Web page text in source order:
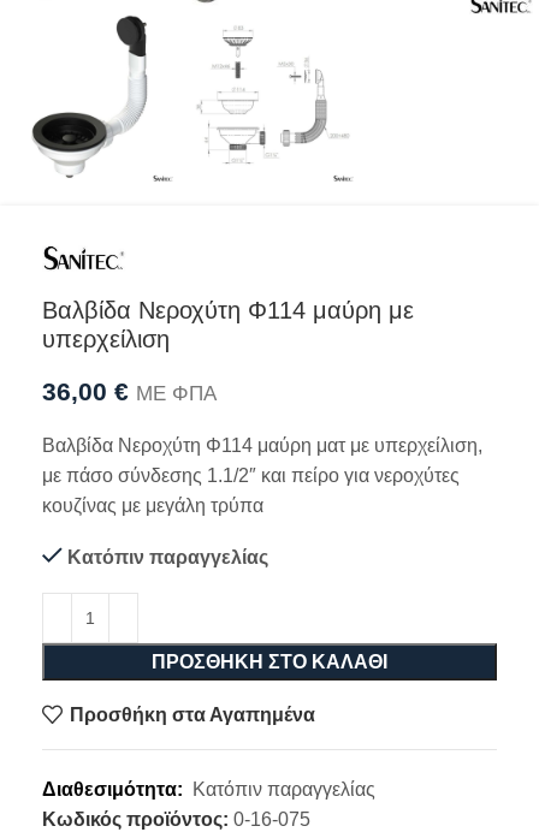
Βαλβίδα Νεροχύτη Φ114 μαύρη με
υπερχείλιση
36,00 € ΜΕ ΦΠΑ
Βαλβίδα Νεροχύτη Φ114 μαύρη ματ με υπερχείλιση,
με πάσο σύνδεσης 1.1/2″ και πείρο για νεροχύτες
κουζίνας με μεγάλη τρύπα
Κατόπιν παραγγελίας
ΠΡΟΣΘΉΚΗ ΣΤΟ ΚΑΛΆΘΙ
Προσθήκη στα Αγαπημένα
Διαθεσιμότητα:
Κατόπιν παραγγελίας
Κωδικός προϊόντος: 0-16-075